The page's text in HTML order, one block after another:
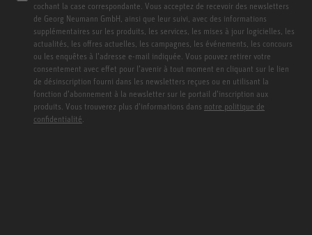
cochant la case correspondante. Vous acceptez de recevoir des newsletters
de Georg Neumann GmbH, ainsi que leur suivi, avec des informations
supplémentaires sur les produits, les services, les mises à jour logicielles, les
actualités, les offres actuelles, les campagnes, les événements, les concours
ou les enquêtes à l’adresse e-mail indiquée. Vous pouvez retirer votre
consentement avec effet pour l’avenir à tout moment en cliquant sur le lien
de désinscription fourni dans les newsletters reçues ou en utilisant la
fonction d’abonnement à la newsletter sur le portail d’inscription aux
produits. Vous trouverez plus d’informations dans notre politique de
confidentialité.